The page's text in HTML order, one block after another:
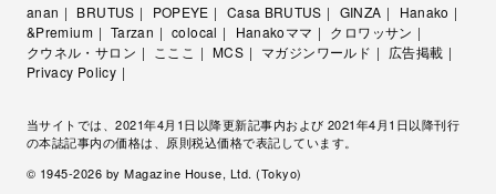
anan BRUTUS POPEYE Casa BRUTUS GINZA
Hanako
&Premium
Tarzan colocal Hanakoママ
クロワッサン
クウネル・サロン
こここ MCS マガジンワールド
広告掲載
Privacy Policy
当サイトでは、2021年4月1日以降更新記事内および 2021年4月1日以降刊行
の本誌記事内の価格は、原則税込価格で表記しています。
© 1945-2026 by Magazine House, Ltd. (Tokyo)